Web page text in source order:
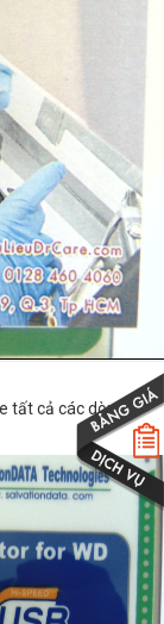
tất cả các dòng